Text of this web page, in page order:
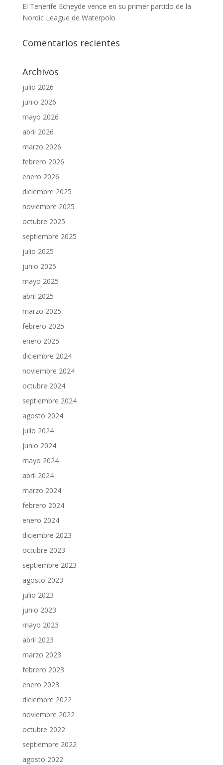
El Tenerife Echeyde vence en su primer partido de la
Nordic League de Waterpolo
Comentarios recientes
Archivos
julio 2026
junio 2026
mayo 2026
abril 2026
marzo 2026
febrero 2026
enero 2026
diciembre 2025
noviembre 2025
octubre 2025
septiembre 2025
julio 2025
junio 2025
mayo 2025
abril 2025
marzo 2025
febrero 2025
enero 2025
diciembre 2024
noviembre 2024
octubre 2024
septiembre 2024
agosto 2024
julio 2024
junio 2024
mayo 2024
abril 2024
marzo 2024
febrero 2024
enero 2024
diciembre 2023
octubre 2023
septiembre 2023
agosto 2023
julio 2023
junio 2023
mayo 2023
abril 2023
marzo 2023
febrero 2023
enero 2023
diciembre 2022
noviembre 2022
octubre 2022
septiembre 2022
agosto 2022